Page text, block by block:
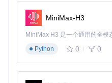
运行Rufus后，首先在"设备"
击"选择"按钮，浏览并选择准
镜像文件，可以点击下拉菜
MiniMax-H3
Python
0 0